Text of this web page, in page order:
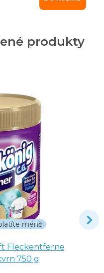
produkty
méně
Fleckentferne
750 g